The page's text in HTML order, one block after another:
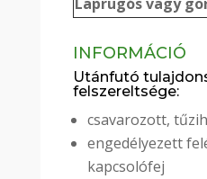
INFORMÁCIÓ
Utánfutó
felszereltsége:
csavarozott,
engedélyezett
kapcsolófej